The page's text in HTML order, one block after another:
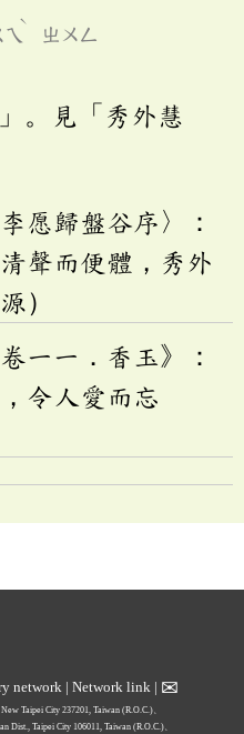
ˋ
ㄓㄨㄥ
。見「秀外慧
愿歸盤谷序〉：
聲而便體，秀外
）
一一．香玉》：
令人愛而忘
network Network link ✉
Taipei City 237201, Taiwan (R.O.C.)、
Dist., Taipei City 106011, Taiwan (R.O.C.)、